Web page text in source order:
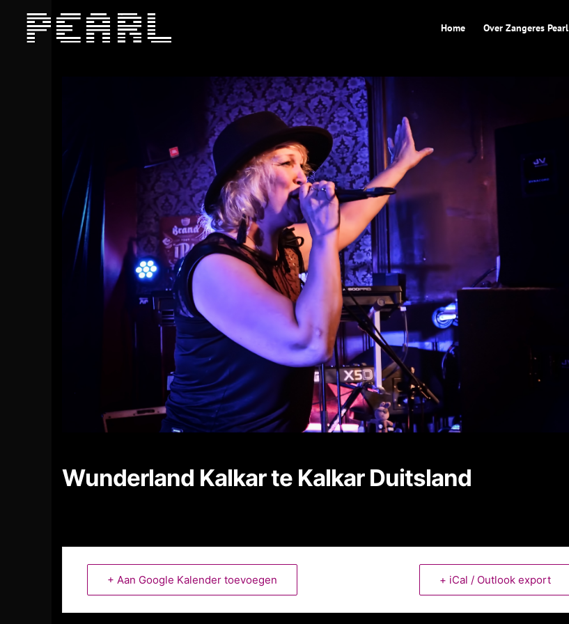
Home Over Zangeres Pearl
Wunderland Kalkar te Kalkar Duitsland
+ Aan Google Kalender toevoegen + iCal / Outlook export